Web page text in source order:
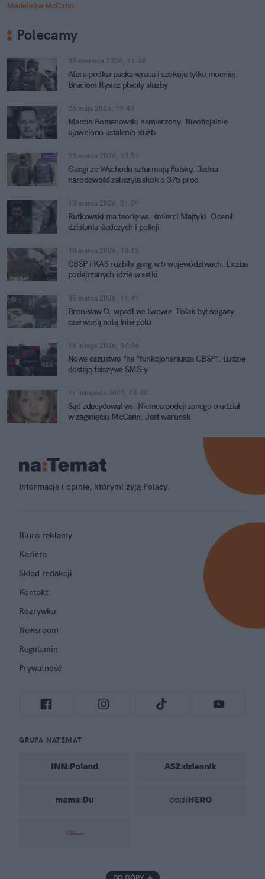
Madeleine McCann
Polecamy
08 czerwca 2026, 11:44
Afera podkarpacka wraca i szokuje tylko mocniej.
Braciom Rysicz płaciły służby
26 maja 2026, 19:43
Marcin Romanowski namierzony. Nieoficjalnie
ujawniono ustalenia służb
25 marca 2026, 13:51
Gangi ze Wschodu szturmują Polskę. Jedna
narodowość zaliczyła skok o 375 proc.
13 marca 2026, 21:09
Rutkowski ma teorię ws. śmierci Majtyki. Ocenił
działania śledczych i policji
10 marca 2026, 13:12
CBŚP i KAS rozbiły gang w 5 województwach. Liczba
podejrzanych idzie w setki
05 marca 2026, 11:41
Bronisław D. wpadł we Lwowie. Polak był ścigany
czerwoną notą Interpolu
18 lutego 2026, 07:46
Nowe oszustwo "na "funkcjonariusza CBŚP". Ludzie
dostają fałszywe SMS-y
11 listopada 2025, 04:40
Sąd zdecydował ws. Niemca podejrzanego o udział
w zaginięciu McCann. Jest warunek
Informacje i opinie, którymi żyją Polacy.
Biuro reklamy
Kariera
Skład redakcji
Kontakt
Rozrywka
Newsroom
Regulamin
Prywatność
GRUPA NATEMAT